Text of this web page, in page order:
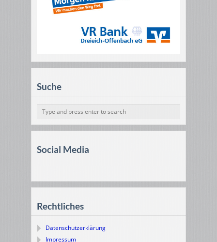
Suche
Social Media
Rechtliches
Datenschutzerklärung
Impressum